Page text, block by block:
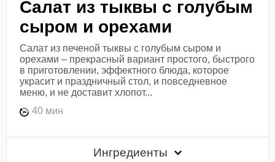
Салат из тыквы с голубым
сыром и орехами
Салат из печеной тыквы с голубым сыром и
орехами – прекрасный вариант простого, быстрого
в приготовлении, эффектного блюда, которое
украсит и праздничный стол, и повседневное
меню, и не доставит хлопот...
40 мин
Ингредиенты